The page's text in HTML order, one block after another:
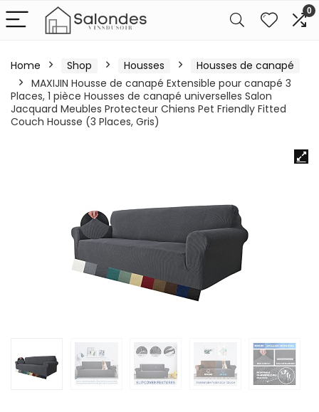
0
Home Shop Housses
Housses de canapé
MAXIJIN Housse de canapé Extensible pour canapé 3
Places, 1 pièce Housses de canapé universelles Salon
Jacquard Meubles Protecteur Chiens Pet Friendly Fitted
Couch Housse (3 Places, Gris)